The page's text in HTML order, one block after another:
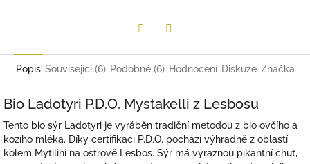
Popis Související (6) Podobné (6) Hodnocení Diskuze Značka
Bio Ladotyri P.D.O. Mystakelli z Lesbosu
Tento bio sýr Ladotyri je vyráběn tradiční metodou z bio ovčího a
kozího mléka. Díky certifikaci P.D.O. pochází výhradně z oblastí
kolem Mytilini na ostrově Lesbos. Sýr má výraznou pikantní chuť,